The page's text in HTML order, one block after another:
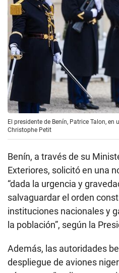
El presidente de Benín, Patrice Talon,
Christophe Petit
Benín, a través de su
Exteriores, solicitó en una
“dada la urgencia y
salvaguardar el orden
instituciones nacionales y
la población”, según la
Además, las autoridades
despliegue de aviones